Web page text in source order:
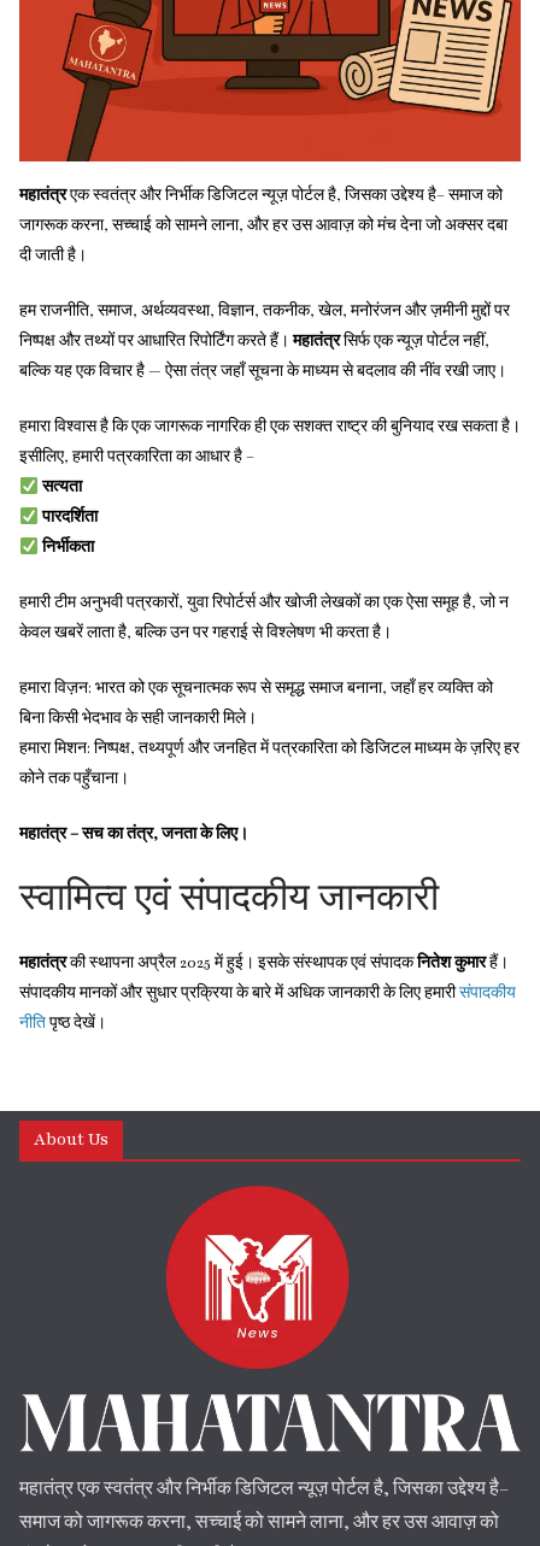
महातंत्रएक स्वतंत्र और निर्भीक डिजिटल न्यूज़ पोर्टल है, जिसका उद्देश्य है– समाज को
जागरूक करना, सच्चाई को सामने लाना, और हर उस आवाज़ को मंच देना जो अक्सर दबा
दी जाती है।
हम राजनीति, समाज, अर्थव्यवस्था, विज्ञान, तकनीक, खेल, मनोरंजन और ज़मीनी मुद्दों पर
निष्पक्ष और तथ्यों पर आधारित रिपोर्टिंग करते हैं।महातंत्रसिर्फ एक न्यूज़ पोर्टल नहीं,
बल्कि यह एक विचार है — ऐसा तंत्र जहाँ सूचना के माध्यम से बदलाव की नींव रखी जाए।
हमारा विश्वास है कि एक जागरूक नागरिक ही एक सशक्त राष्ट्र की बुनियाद रख सकता है।
इसीलिए, हमारी पत्रकारिता का आधार है –
सत्यता
पारदर्शिता
निर्भीकता
हमारी टीम अनुभवी पत्रकारों, युवा रिपोर्टर्स और खोजी लेखकों का एक ऐसा समूह है, जो न
केवल खबरें लाता है, बल्कि उन पर गहराई से विश्लेषण भी करता है।
हमारा विज़न: भारत को एक सूचनात्मक रूप से समृद्ध समाज बनाना, जहाँ हर व्यक्ति को
बिना किसी भेदभाव के सही जानकारी मिले।
हमारा मिशन: निष्पक्ष, तथ्यपूर्ण और जनहित में पत्रकारिता को डिजिटल माध्यम के ज़रिए हर
कोने तक पहुँचाना।
महातंत्र – सच का तंत्र, जनता के लिए।
स्वामित्व एवं संपादकीय जानकारी
महातंत्रकी स्थापना अप्रैल 2025 में हुई। इसके संस्थापक एवं संपादकनितेश कुमारहैं।
संपादकीय मानकों और सुधार प्रक्रिया के बारे में अधिक जानकारी के लिए हमारीसंपादकीय
नीतिपृष्ठ देखें।
About Us
महातंत्र एक स्वतंत्र और निर्भीक डिजिटल न्यूज़ पोर्टल है, जिसका उद्देश्य है–
समाज को जागरूक करना, सच्चाई को सामने लाना, और हर उस आवाज़ को